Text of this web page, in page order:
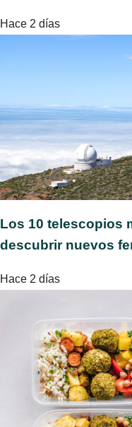
Hace 2 días
Los 10 telescopios
descubrir nuevos
Hace 2 días